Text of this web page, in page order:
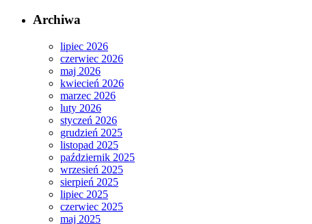
Archiwa
lipiec 2026
czerwiec 2026
maj 2026
kwiecień 2026
marzec 2026
luty 2026
styczeń 2026
grudzień 2025
listopad 2025
październik 2025
wrzesień 2025
sierpień 2025
lipiec 2025
czerwiec 2025
maj 2025